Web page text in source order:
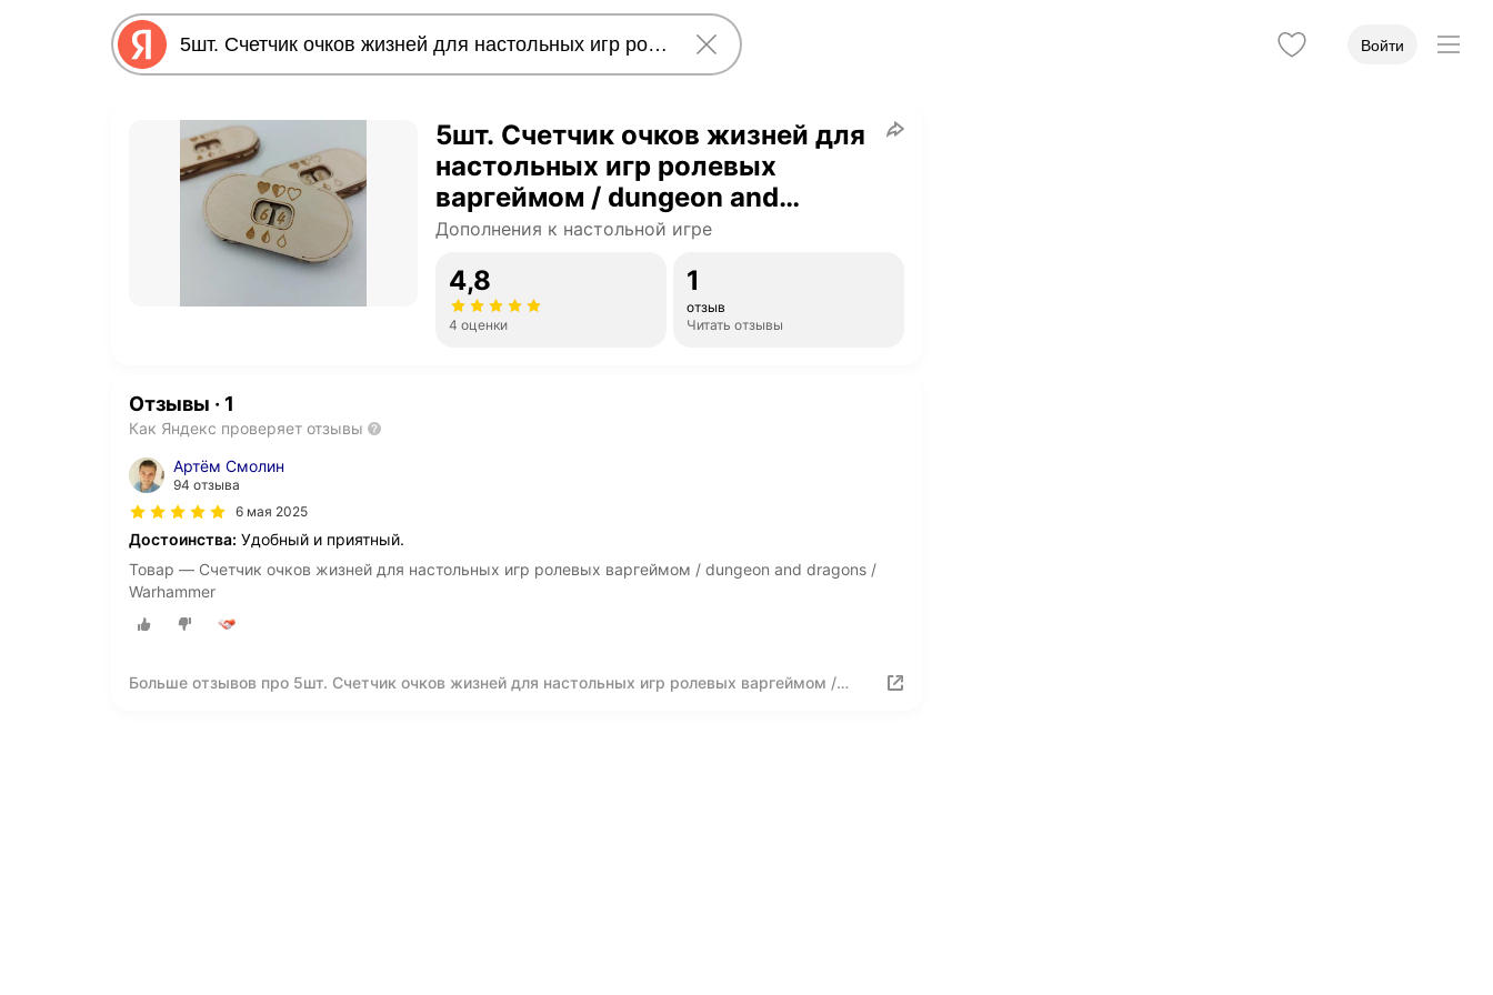
Войти
5шт. Счетчик очков жизней для
настольных игр ролевых
варгеймом / dungeon and
dragons / Warhammer
Дополнения к настольной игре
4,8
4 оценки
1
отзыв
Читать отзывы
Отзывы · 1
Как Яндекс проверяет отзывы
Артём Смолин
94 отзыва
6 мая 2025
Достоинства: Удобный и приятный.
Товар — Счетчик очков жизней для настольных игр ролевых варгеймом / dungeon and dragons /
Warhammer
Больше отзывов про 5шт. Счетчик очков жизней для настольных игр ролевых варгеймом /